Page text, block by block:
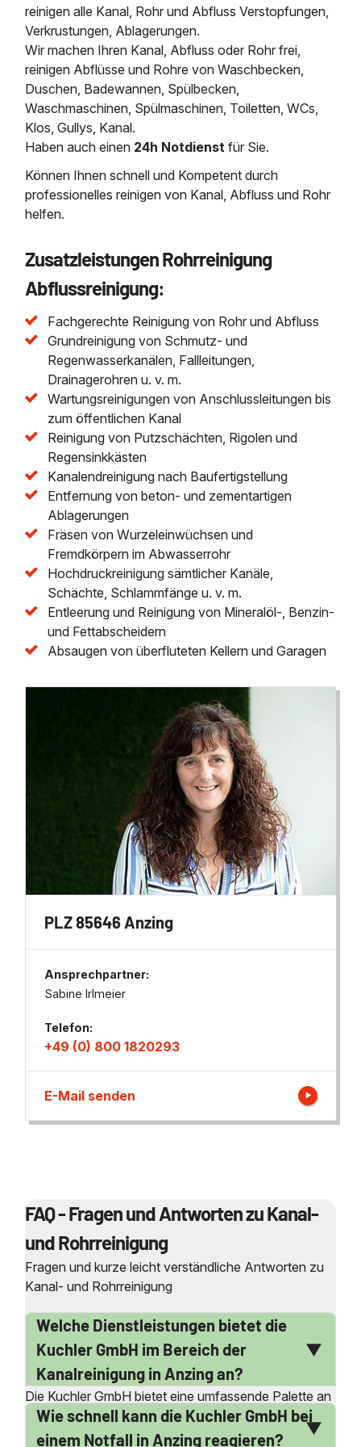
reinigen alle Kanal, Rohr und Abfluss Verstopfungen,
Verkrustungen, Ablagerungen.
Wir machen Ihren Kanal, Abfluss oder Rohr frei,
reinigen Abflüsse und Rohre von Waschbecken,
Duschen, Badewannen, Spülbecken,
Waschmaschinen, Spülmaschinen, Toiletten, WCs,
Klos, Gullys, Kanal.
Haben auch einen 24h Notdienst für Sie.
Können Ihnen schnell und Kompetent durch
professionelles reinigen von Kanal, Abfluss und Rohr
helfen.
Zusatzleistungen Rohrreinigung
Abflussreinigung:
Fachgerechte Reinigung von Rohr und Abfluss
Grundreinigung von Schmutz- und
Regenwasserkanälen, Fallleitungen,
Drainagerohren u. v. m.
Wartungsreinigungen von Anschlussleitungen bis
zum öffentlichen Kanal
Reinigung von Putzschächten, Rigolen und
Regensinkkästen
Kanalendreinigung nach Baufertigstellung
Entfernung von beton- und zementartigen
Ablagerungen
Fräsen von Wurzeleinwüchsen und
Fremdkörpern im Abwasserrohr
Hochdruckreinigung sämtlicher Kanäle,
Schächte, Schlammfänge u. v. m.
Entleerung und Reinigung von Mineralöl-, Benzin-
und Fettabscheidern
Absaugen von überfluteten Kellern und Garagen
PLZ 85646 Anzing
Ansprechpartner:
Sabine Irlmeier
Telefon:
+49 (0) 800 1820293
E-Mail senden
FAQ - Fragen und Antworten zu Kanal-
und Rohrreinigung
Fragen und kurze leicht verständliche Antworten zu
Kanal- und Rohrreinigung
Welche Dienstleistungen bietet die
Kuchler GmbH im Bereich der
Kanalreinigung in Anzing an?
Die Kuchler GmbH bietet eine umfassende Palette an
Dienstleistungen im Bereich der Kanalreinigung in
Anzing an. Dazu gehören die professionelle
Wie schnell kann die Kuchler GmbH bei
einem Notfall in Anzing reagieren?